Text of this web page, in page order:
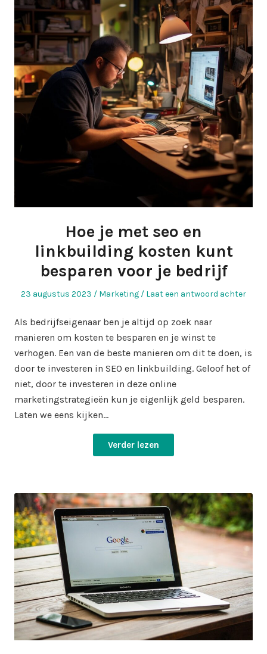
Hoe je met seo en
linkbuilding kosten kunt
besparen voor je bedrijf
Geplaatst
23 augustus 2023
Geplaatst
Marketing Laat een antwoord achter
Als bedrijfseigenaar ben je altijd op zoek naar
manieren om kosten te besparen en je winst te
verhogen. Een van de beste manieren om dit te doen, is
door te investeren in SEO en linkbuilding. Geloof het of
niet, door te investeren in deze online
marketingstrategieën kun je eigenlijk geld besparen.
Laten we eens kijken…
Verder lezen